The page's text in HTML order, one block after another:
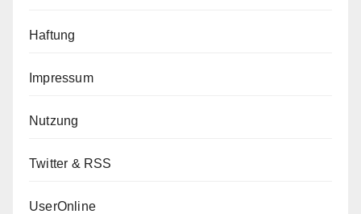
Haftung
Impressum
Nutzung
Twitter & RSS
UserOnline